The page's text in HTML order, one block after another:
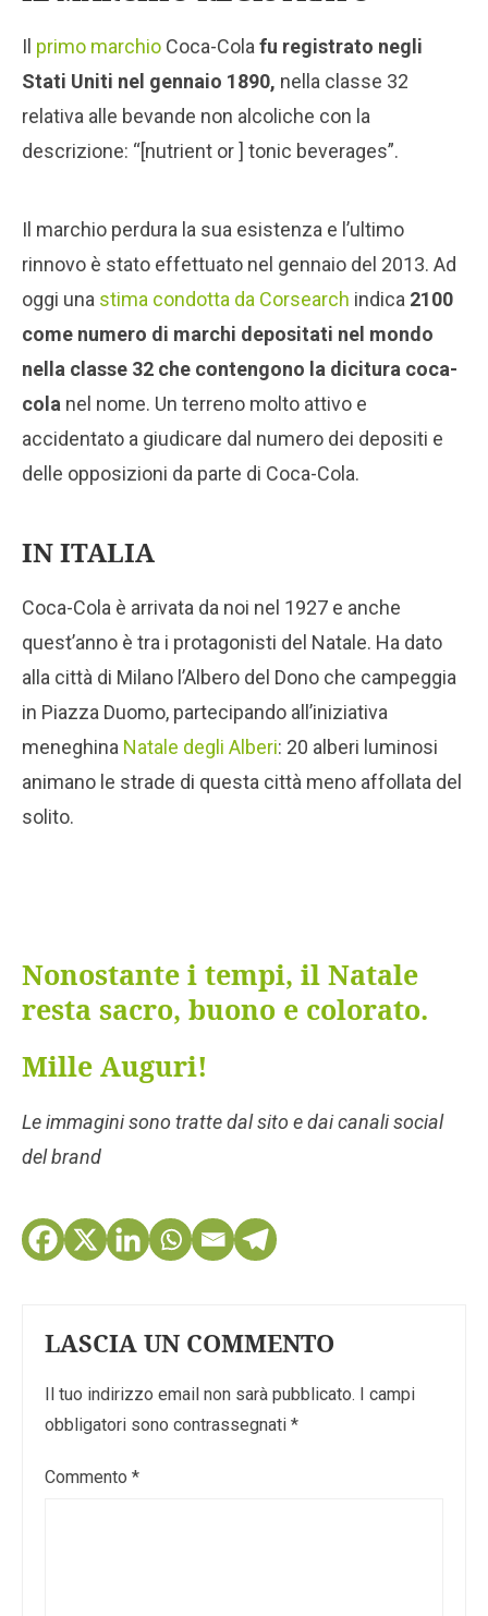
Il primo marchio Coca-Cola fu registrato negli
Stati Uniti nel gennaio 1890, nella classe 32
relativa alle bevande non alcoliche con la
descrizione: “[nutrient or ] tonic beverages”.
Il marchio perdura la sua esistenza e l’ultimo
rinnovo è stato effettuato nel gennaio del 2013. Ad
oggi una stima condotta da Corsearch indica 2100
come numero di marchi depositati nel mondo
nella classe 32 che contengono la dicitura coca-
cola nel nome. Un terreno molto attivo e
accidentato a giudicare dal numero dei depositi e
delle opposizioni da parte di Coca-Cola.
IN ITALIA
Coca-Cola è arrivata da noi nel 1927 e anche
quest’anno è tra i protagonisti del Natale. Ha dato
alla città di Milano l’Albero del Dono che campeggia
in Piazza Duomo, partecipando all’iniziativa
meneghina Natale degli Alberi: 20 alberi luminosi
animano le strade di questa città meno affollata del
solito.
Nonostante i tempi, il Natale
resta sacro, buono e colorato.
Mille Auguri!
Le immagini sono tratte dal sito e dai canali social
del brand
LASCIA UN COMMENTO
Il tuo indirizzo email non sarà pubblicato.
I campi
obbligatori sono contrassegnati *
Commento *